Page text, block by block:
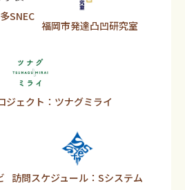
SNEC
福岡市発達凸凹研究室
ジェクト：ツナグミライ
訪問スケジュール：Sシステム